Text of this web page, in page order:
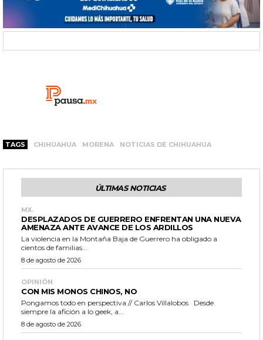
TAGS CHIHUAHUA MORENA NOTICIAS DE CHIHUAHUA
ÚLTIMAS NOTICIAS
MX.
DESPLAZADOS DE GUERRERO ENFRENTAN UNA NUEVA
AMENAZA ANTE AVANCE DE LOS ARDILLOS
La violencia en la Montaña Baja de Guerrero ha obligado a
cientos de familias...
8 de agosto de 2026
OPINIÓN
CON MIS MONOS CHINOS, NO
Pongamos todo en perspectiva // Carlos Villalobos Desde
siempre la afición a lo geek, a...
8 de agosto de 2026